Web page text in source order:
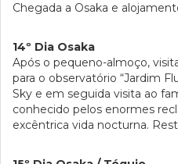
Chegada a Osaka e
14º Dia Osaka
Após o pequeno-almoço,
para o observatório “Jardim
Sky e em seguida visita ao
conhecido pelos enormes
excêntrica vida nocturna.